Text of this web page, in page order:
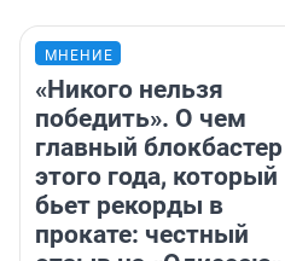
МНЕНИЕ
«Никого нельзя
победить». О чем
главный блокбастер
этого года, который
бьет рекорды в
прокате: честный